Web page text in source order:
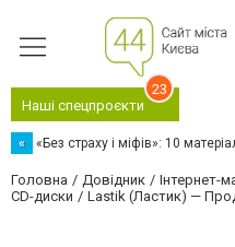
Наші спецпроєкти
23
« «Без страху і міфів»: 10
Головна Довідник Інтернет-
CD-диски
Lastik (Ластик) —